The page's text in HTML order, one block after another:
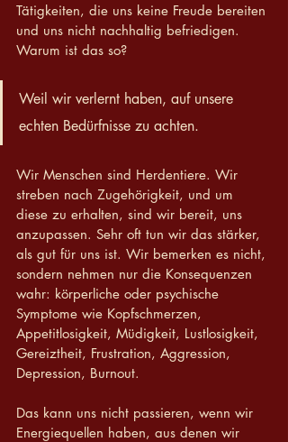
Tätigkeiten, die uns keine Freude bereiten
und uns nicht nachhaltig befriedigen.
Warum ist das so?
Weil wir verlernt haben, auf unsere
echten Bedürfnisse zu achten.
Wir Menschen sind Herdentiere. Wir
streben nach Zugehörigkeit, und um
diese zu erhalten, sind wir bereit, uns
anzupassen. Sehr oft tun wir das stärker,
als gut für uns ist. Wir bemerken es nicht,
sondern nehmen nur die Konsequenzen
wahr: körperliche oder psychische
Symptome wie Kopfschmerzen,
Appetitlosigkeit, Müdigkeit, Lustlosigkeit,
Gereiztheit, Frustration, Aggression,
Depression, Burnout.
Das kann uns nicht passieren, wenn wir
Energiequellen haben, aus denen wir